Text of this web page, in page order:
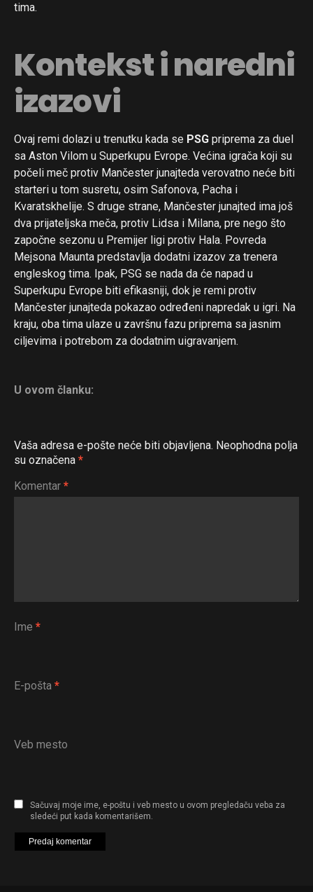
tima.
Kontekst i naredni
izazovi
Ovaj remi dolazi u trenutku kada se PSG priprema za duel
sa Aston Vilom u Superkupu Evrope. Većina igrača koji su
počeli meč protiv Mančester junajteda verovatno neće biti
starteri u tom susretu, osim Safonova, Pacha i
Kvaratskhelije. S druge strane, Mančester junajted ima još
dva prijateljska meča, protiv Lidsa i Milana, pre nego što
započne sezonu u Premijer ligi protiv Hala. Povreda
Mejsona Maunta predstavlja dodatni izazov za trenera
engleskog tima. Ipak, PSG se nada da će napad u
Superkupu Evrope biti efikasniji, dok je remi protiv
Mančester junajteda pokazao određeni napredak u igri. Na
kraju, oba tima ulaze u završnu fazu priprema sa jasnim
ciljevima i potrebom za dodatnim uigravanjem.
U ovom članku:
Vaša adresa e-pošte neće biti objavljena. Neophodna polja
su označena *
Komentar *
Ime *
E-pošta *
Veb mesto
Sačuvaj moje ime, e-poštu i veb mesto u ovom pregledaču veba za
sledeći put kada komentarišem.